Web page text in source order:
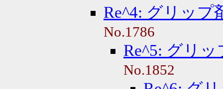
Re^4: グリップ
No.1786
Re^5: グリ
No.1852